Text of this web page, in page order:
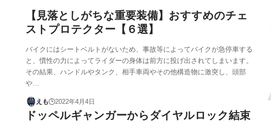
【見落としがちな重要装備】おすすめのチェ
ストプロテクター【６選】
バイクにはシートベルトがないため、事故等によってバイクが急停車する
と、慣性の力によってライダーの身体は前方に投げ出されてしまいます。
その結果、ハンドルやタンク、相手車両やその他構造物に激突し、頭部
や…
えも 2022年4月4日
ドッペルギャンガーからダイヤルロック結束